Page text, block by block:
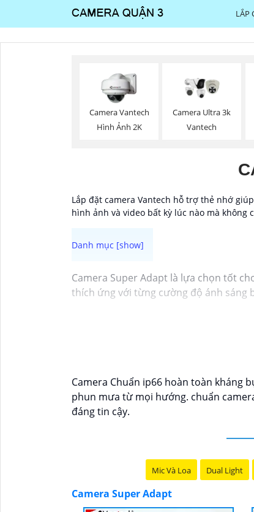
LẮP
Camera Vantech
Hình Ảnh 2K
Camera Ultra 3k
Vantech
Lắp đặt camera Vantech hỗ trợ thẻ nhớ
hình ảnh và video bất kỳ lúc nào mà
Camera Super Adapt là lựa chọn tốt
thích ứng với từng cường độ ánh sáng
Camera Chuẩn ip66 hoàn toàn kháng
phun mưa từ mọi hướng. chuẩn
đáng tin cậy.
Mic Và Loa Dual Light
Camera Super Adapt